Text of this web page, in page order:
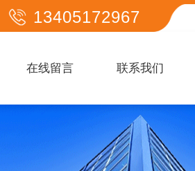
13405172967
在线留言 联系我们